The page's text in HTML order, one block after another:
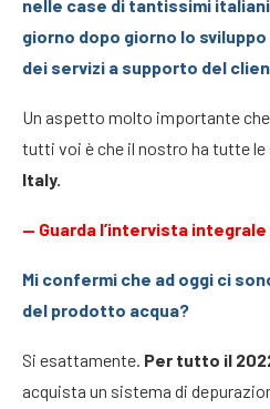
nelle case di tantissimi
giorno dopo giorno lo
dei servizi a supporto del
Un aspetto molto importante
tutti voi è che il nostro ha tutte
Italy.
— Guarda l’intervista
Mi confermi che ad oggi ci
del prodotto acqua?
Si esattamente. Per tutto il
acquista un sistema di